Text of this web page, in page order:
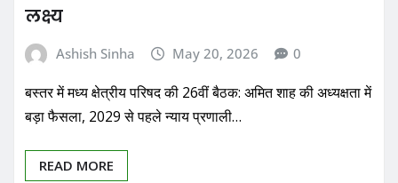
लक्ष्य
Ashish Sinha May 20, 2026 0
बस्तर में मध्य क्षेत्रीय परिषद की 26वीं बैठक: अमित शाह की अध्यक्षता में
बड़ा फैसला, 2029 से पहले न्याय प्रणाली…
READ MORE